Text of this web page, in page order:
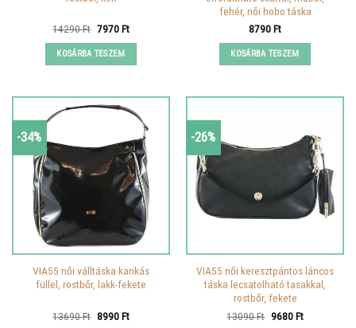
14290Ft Original
was:
14290 Ft.
7970FtCurrent
KOSÁRBA TESZEM
fehér, női hobo táska
8790Ft
KOSÁRBA TESZEM
-34%
VIA55 női válltáska karikás
füllel, rostbőr, lakk-fekete
13690Ft Original
8990FtCurrent
-26%
VIA55 női keresztpántos láncos
táska lecsatolható tasakkal,
rostbőr, fekete
13090Ft Original
9680FtCurrent